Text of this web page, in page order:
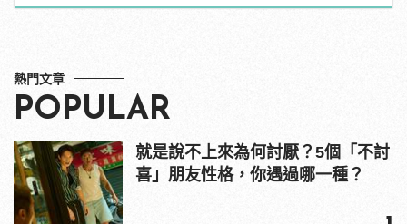
男
熱門文章
POPULAR
就是說不上來為何討厭？5個「不討
喜」朋友性格，你遇過哪一種？